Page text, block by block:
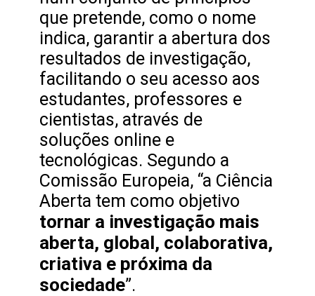
que pretende, como o nome
indica, garantir a abertura dos
resultados de investigação,
facilitando o seu acesso aos
estudantes, professores e
cientistas, através de
soluções online e
tecnológicas. Segundo a
Comissão Europeia, “a Ciência
Aberta tem como objetivo
tornar a investigação mais
aberta, global, colaborativa,
criativa e próxima da
sociedade”.